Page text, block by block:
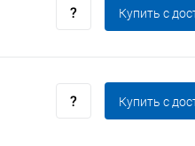
Купить c
Купить c